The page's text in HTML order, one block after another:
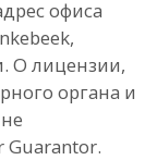
офиса
О лицензии,
органа и
Guarantor.